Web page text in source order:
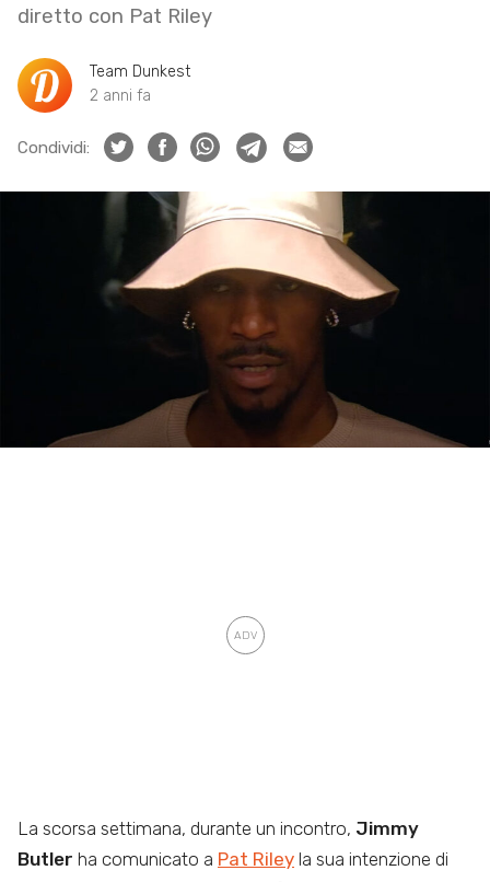
diretto con Pat Riley
Team Dunkest
2 anni fa
Condividi:
La scorsa settimana, durante un incontro, Jimmy
Butler ha comunicato a Pat Riley la sua intenzione di